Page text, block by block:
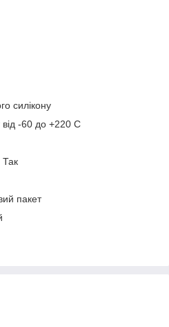
силікону
-60 до +220 С
пакет